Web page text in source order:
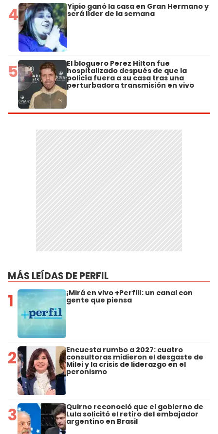
4 Yipio ganó la casa en Gran Hermano y
será líder de la semana
5 El bloguero Perez Hilton fue
hospitalizado después de que la
policía fuera a su casa tras una
perturbadora transmisión en vivo
MÁS LEÍDAS DE PERFIL
1 ¡Mirá en vivo +Perfil!: un canal con
gente que piensa
2 Encuesta rumbo a 2027: cuatro
consultoras midieron el desgaste de
Milei y la crisis de liderazgo en el
peronismo
3 Quirno reconoció que el gobierno de
Lula solicitó el retiro del embajador
argentino en Brasil